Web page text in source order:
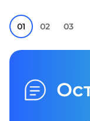
01 02 03